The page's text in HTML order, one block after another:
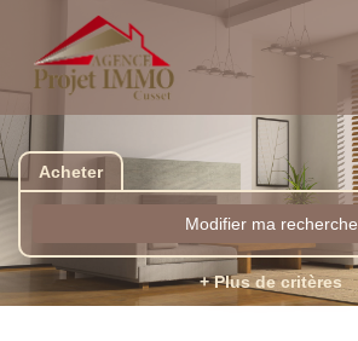
Acheter
Modifier ma recherche
+ Plus de critères